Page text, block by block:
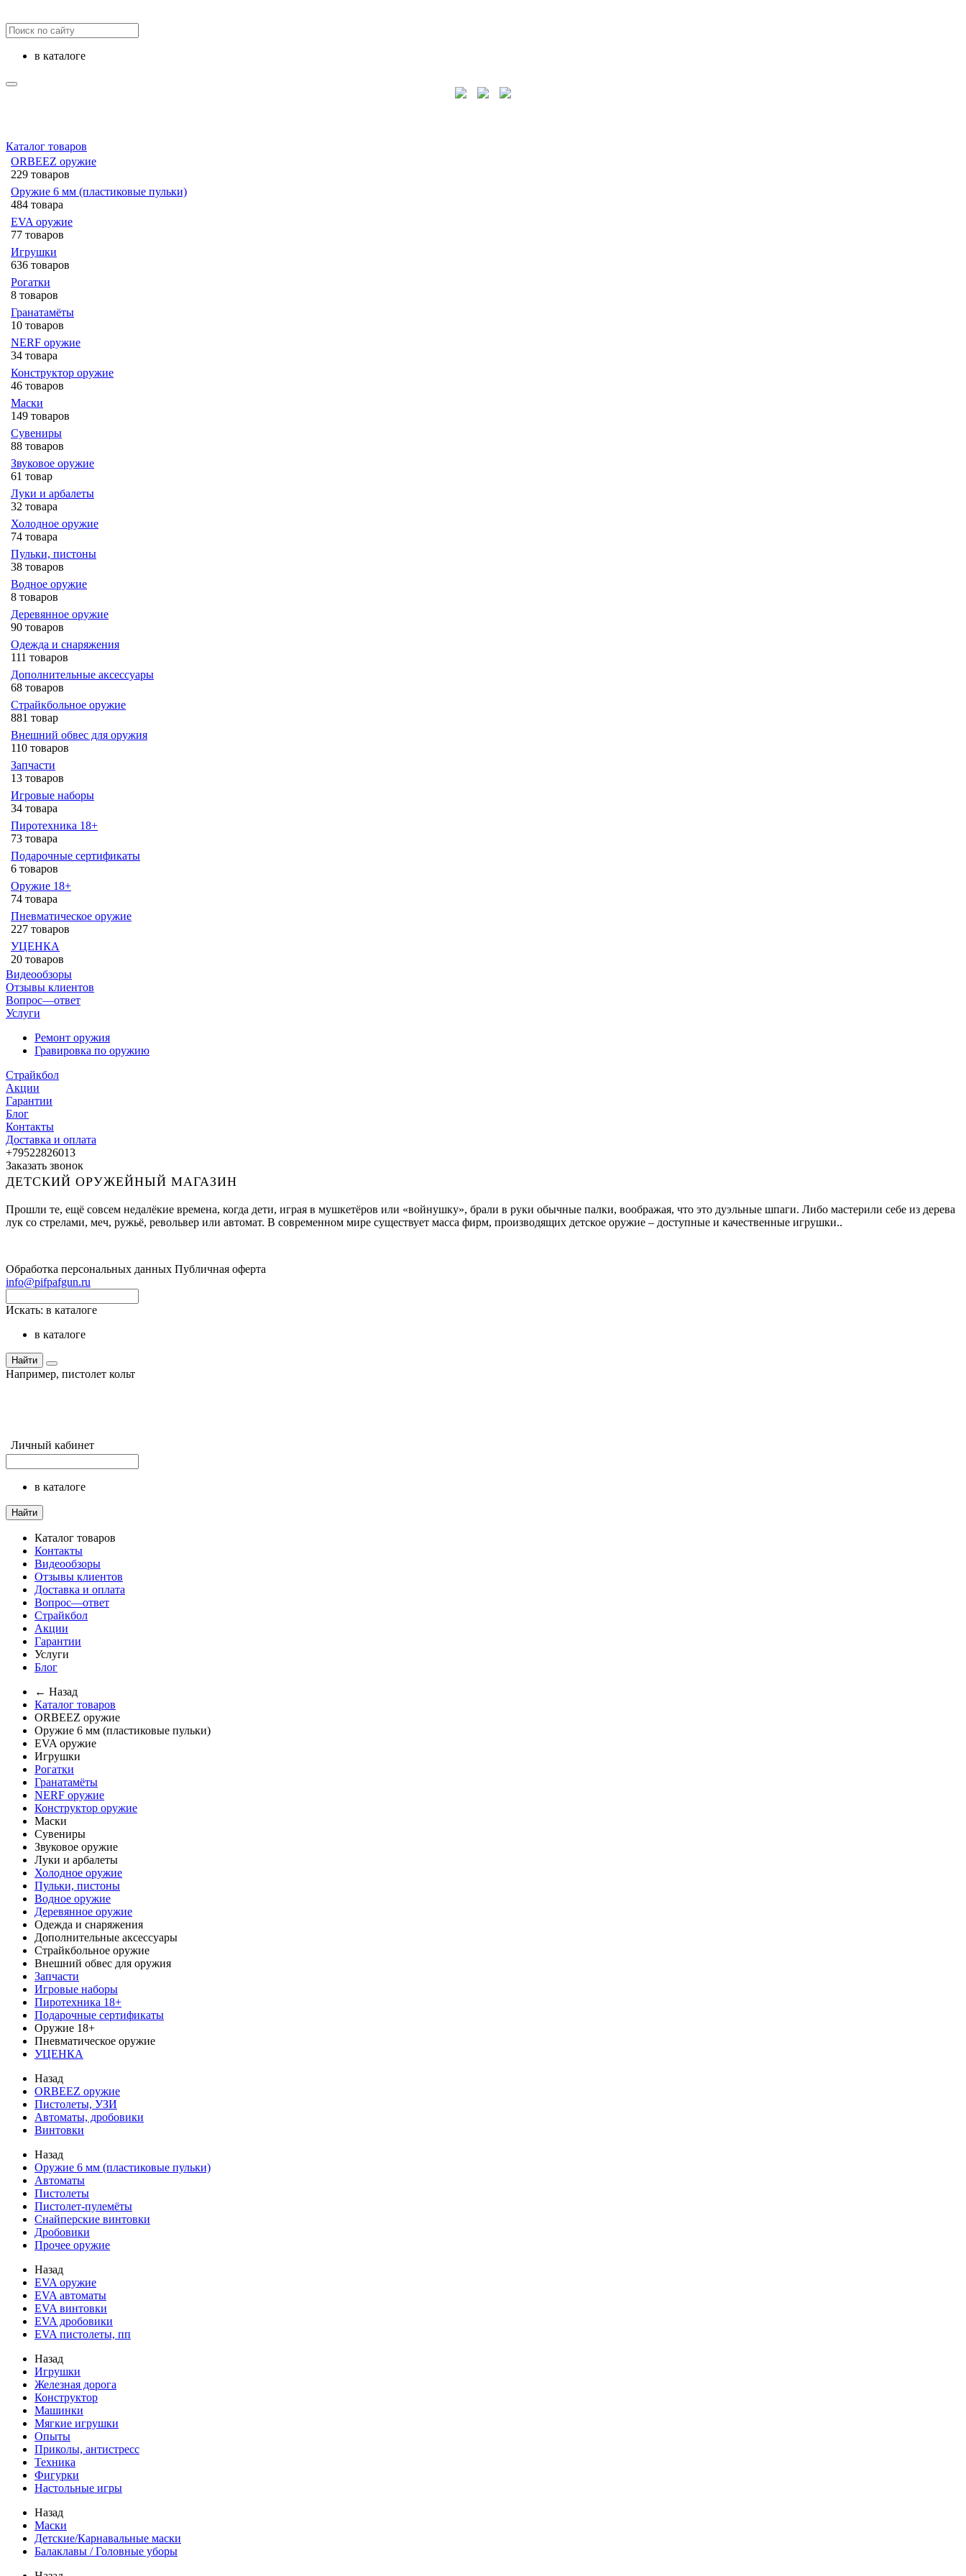
в каталоге
Каталог товаров
ORBEEZ оружие
229 товаров
Оружие 6 мм (пластиковые пульки)
484 товара
EVA оружие
77 товаров
Игрушки
636 товаров
Рогатки
8 товаров
Гранатамёты
10 товаров
NERF оружие
34 товара
Конструктор оружие
46 товаров
Маски
149 товаров
Сувениры
88 товаров
Звуковое оружие
61 товар
Луки и арбалеты
32 товара
Холодное оружие
74 товара
Пульки, пистоны
38 товаров
Водное оружие
8 товаров
Деревянное оружие
90 товаров
Одежда и снаряжения
111 товаров
Дополнительные аксессуары
68 товаров
Страйкбольное оружие
881 товар
Внешний обвес для оружия
110 товаров
Запчасти
13 товаров
Игровые наборы
34 товара
Пиротехника 18+
73 товара
Подарочные сертификаты
6 товаров
Оружие 18+
74 товара
Пневматическое оружие
227 товаров
УЦЕНКА
20 товаров
Видеообзоры
Отзывы клиентов
Вопрос—ответ
Услуги
Ремонт оружия
Гравировка по оружию
Страйкбол
Акции
Гарантии
Блог
Контакты
Доставка и оплата
+79522826013
Заказать звонок
ДЕТСКИЙ ОРУЖЕЙНЫЙ МАГАЗИН
Прошли те, ещё совсем недалёкие времена, когда дети, играя в мушкетёров или «войнушку», брали в руки обычные палки, воображая, что это дуэльные шпаги. Либо мастерили себе из дерева
лук со стрелами, меч, ружьё, револьвер или автомат. В современном мире существует масса фирм, производящих детское оружие – доступные и качественные игрушки..
Обработка персональных данных Публичная оферта
info@pifpafgun.ru
Искать: в каталоге
в каталоге
Найти
Например, пистолет кольт
Личный кабинет
в каталоге
Найти
Каталог товаров
Контакты
Видеообзоры
Отзывы клиентов
Доставка и оплата
Вопрос—ответ
Страйкбол
Акции
Гарантии
Услуги
Блог
← Назад
Каталог товаров
ORBEEZ оружие
Оружие 6 мм (пластиковые пульки)
EVA оружие
Игрушки
Рогатки
Гранатамёты
NERF оружие
Конструктор оружие
Маски
Сувениры
Звуковое оружие
Луки и арбалеты
Холодное оружие
Пульки, пистоны
Водное оружие
Деревянное оружие
Одежда и снаряжения
Дополнительные аксессуары
Страйкбольное оружие
Внешний обвес для оружия
Запчасти
Игровые наборы
Пиротехника 18+
Подарочные сертификаты
Оружие 18+
Пневматическое оружие
УЦЕНКА
Назад
ORBEEZ оружие
Пистолеты, УЗИ
Автоматы, дробовики
Винтовки
Назад
Оружие 6 мм (пластиковые пульки)
Автоматы
Пистолеты
Пистолет-пулемёты
Снайперские винтовки
Дробовики
Прочее оружие
Назад
EVA оружие
EVA автоматы
EVA винтовки
EVA дробовики
EVA пистолеты, пп
Назад
Игрушки
Железная дорога
Конструктор
Машинки
Мягкие игрушки
Опыты
Приколы, антистресс
Техника
Фигурки
Настольные игры
Назад
Маски
Детские/Карнавальные маски
Балаклавы / Головные уборы